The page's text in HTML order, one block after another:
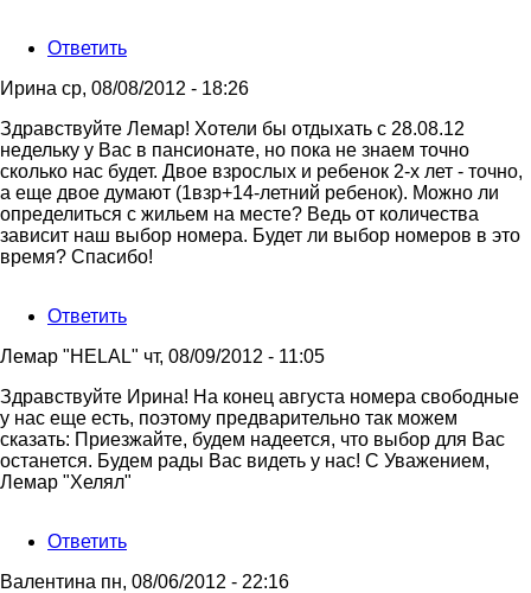
Ответить
Ирина ср, 08/08/2012 - 18:26
Здравствуйте Лемар! Хотели бы отдыхать с 28.08.12
недельку у Вас в пансионате, но пока не знаем точно
сколько нас будет. Двое взрослых и ребенок 2-х лет - точно,
а еще двое думают (1взр+14-летний ребенок). Можно ли
определиться с жильем на месте? Ведь от количества
зависит наш выбор номера. Будет ли выбор номеров в это
время? Спасибо!
Ответить
Лемар "HELAL" чт, 08/09/2012 - 11:05
Ответ
на
Здравствуйте
Лемар!
Хотели
Ирина
Здравствуйте Ирина! На конец августа номера свободные
у нас еще есть, поэтому предварительно так можем
сказать: Приезжайте, будем надеется, что выбор для Вас
останется. Будем рады Вас видеть у нас! С Уважением,
Лемар "Хелял"
Ответить
Валентина пн, 08/06/2012 - 22:16